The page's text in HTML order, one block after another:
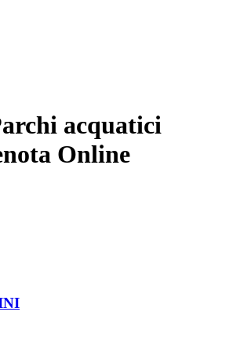
acquatici
Online